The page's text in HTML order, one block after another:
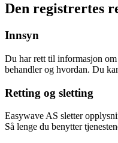
Den registrertes
Innsyn
Du har rett til informasjon
behandler og hvordan. Du
Retting og sletting
Easywave AS sletter
Så lenge du benytter